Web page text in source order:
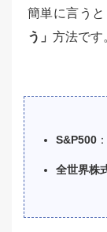
簡単に言うと
う」 方法です
S&P500
全世界株